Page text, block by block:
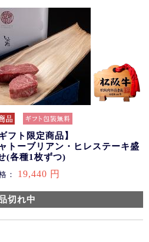
フト限定商品】
トーブリアン・ヒレステーキ盛
(各種1枚ずつ)
： 19,440 円
切れ中